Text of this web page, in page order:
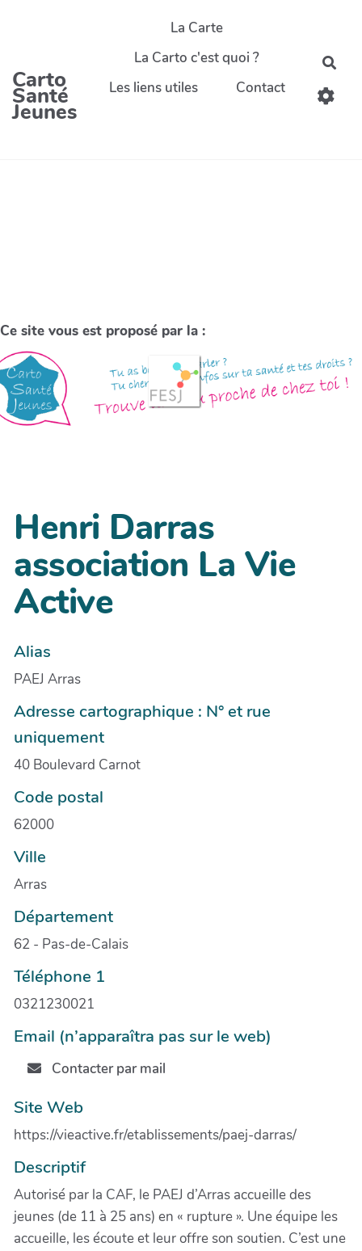
Carto
Santé
Jeunes
La Carte
La Carto c'est quoi ?
Les liens utiles
Contact
Ce site vous est proposé par la :
Henri Darras
association La Vie
Active
Alias
PAEJ Arras
Adresse cartographique : N° et rue
uniquement
40 Boulevard Carnot
Code postal
62000
Ville
Arras
Département
62 - Pas-de-Calais
Téléphone 1
0321230021
Email (n’apparaîtra pas sur le web)
Contacter par mail
Site Web
https://vieactive.fr/etablissements/paej-darras/
Descriptif
Autorisé par la CAF, le PAEJ d’Arras accueille des
jeunes (de 11 à 25 ans) en « rupture ». Une équipe les
accueille, les écoute et leur offre son soutien. C’est une